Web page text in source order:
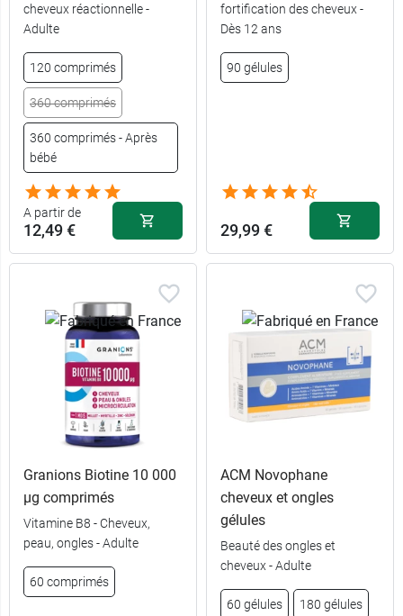
10,99 €
90 gélules 25,99 €
cheveux réactionnelle -
Adulte
120 comprimés
360 comprimés
360 comprimés - Après
bébé
A partir de
12,49 €
120
comprimés
12,49 €
fortification des cheveux -
Dès 12 ans
90 gélules
29,99 €
Granions Biotine 10 000
µg comprimés
Vitamine B8 - Cheveux,
peau, ongles - Adulte
60 comprimés
ACM Novophane
cheveux et ongles
gélules
Beauté des ongles et
cheveux - Adulte
60 gélules 180 gélules